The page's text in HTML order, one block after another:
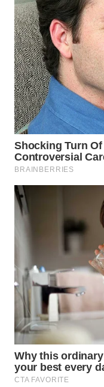
WN
MALUT
WN
DAIRI
WN
DANAU
TOBA
WN
TAPANULI
SELATAN
WN
TANJUNG
LESUNG
WN
KARO